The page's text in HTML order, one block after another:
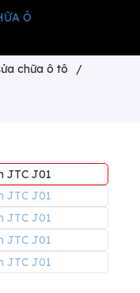
chữa ô tô
/